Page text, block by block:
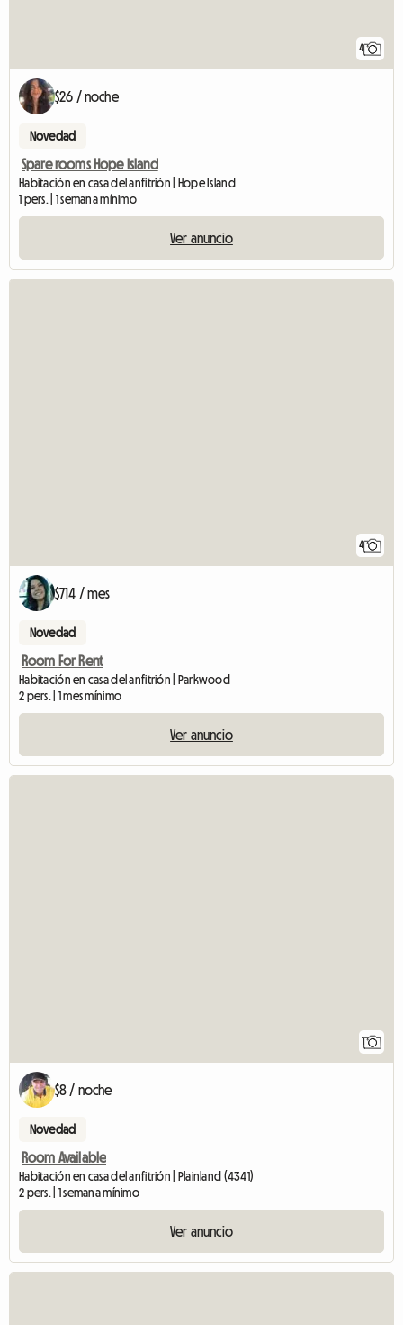
4
$26 / noche
Novedad
Spare rooms Hope Island
Habitación en casa del anfitrión | Hope Island
1 pers. | 1 semana mínimo
Ver anuncio
4
$714 / mes
Novedad
Room For Rent
Habitación en casa del anfitrión | Parkwood
2 pers. | 1 mes mínimo
Ver anuncio
$8 / noche
Novedad
Room Available
Habitación en casa del anfitrión | Plainland (4341)
2 pers. | 1 semana mínimo
Ver anuncio